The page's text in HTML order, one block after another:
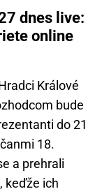
dnes live:
online
Králové
bude
do 21
18.
a prehrali
keďže ich